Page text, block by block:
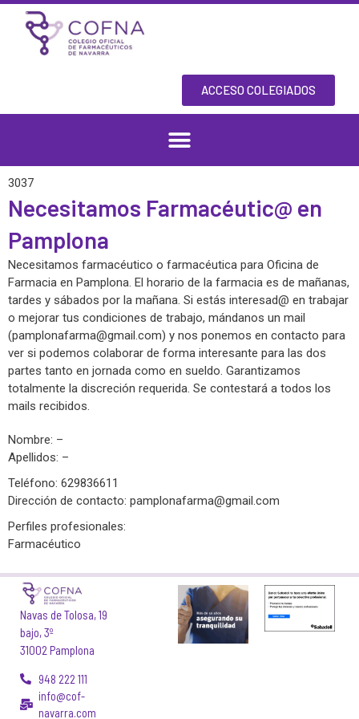
Ir
contenido
ACCESO COLEGIADOS
3037
Necesitamos Farmacéutic@ en
Pamplona
Necesitamos farmacéutico o farmacéutica para Oficina de
Farmacia en Pamplona. El horario de la farmacia es de mañanas,
tardes y sábados por la mañana. Si estás interesad@ en trabajar
o mejorar tus condiciones de trabajo, mándanos un mail
(pamplonafarma@gmail.com) y nos ponemos en contacto para
ver si podemos colaborar de forma interesante para las dos
partes tanto en jornada como en sueldo. Garantizamos
totalmente la discreción requerida. Se contestará a todos los
mails recibidos.
Nombre: –
Apellidos: –
Teléfono: 629836611
Dirección de contacto: pamplonafarma@gmail.com
Perfiles profesionales:
Farmacéutico
Navas de Tolosa, 19
bajo, 3º
31002 Pamplona
948 222 111
info@cof-
navarra.com